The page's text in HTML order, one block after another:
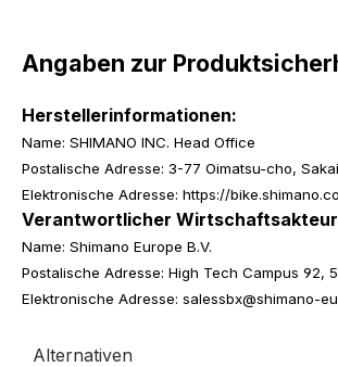
Angaben zur
Herstellerinformationen:
Name: SHIMANO INC. Head Office
Postalische Adresse: 3-77 Oimatsu-cho,
Elektronische Adresse: https://
Verantwortlicher Wirtschaftsakteur
Name: Shimano Europe B.V.
Postalische Adresse: High Tech Campus 92,
Elektronische Adresse: salessbx@shimano-
Alternativen